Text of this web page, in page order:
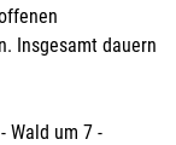
Insgesamt dauern
Wald um 7 -